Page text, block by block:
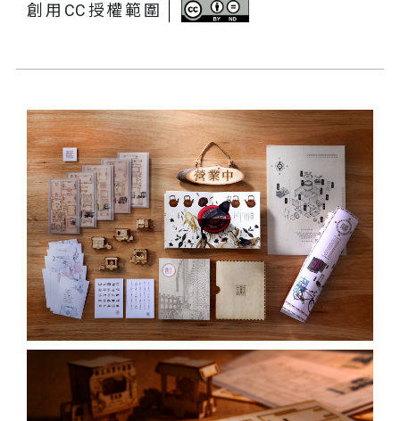
創用CC授權範圍